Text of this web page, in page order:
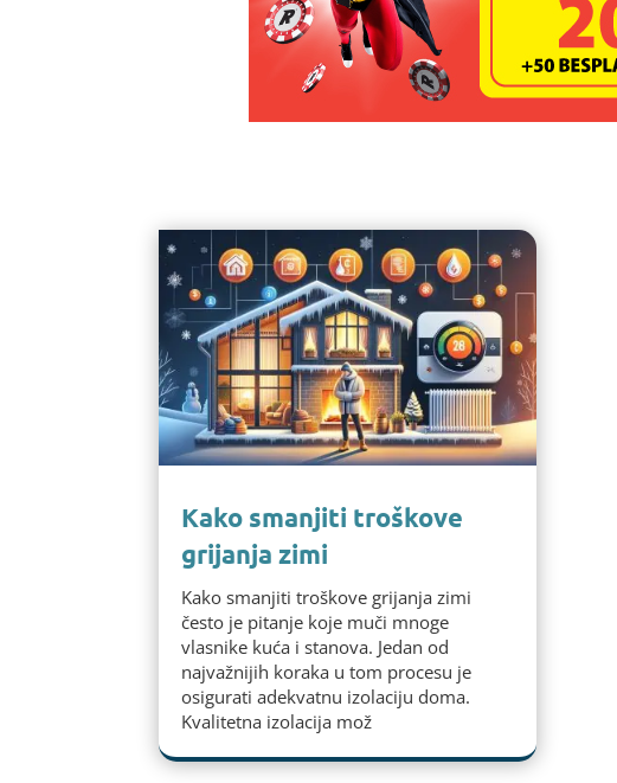
Kako smanjiti troškove
grijanja zimi
Kako smanjiti troškove grijanja zimi
često je pitanje koje muči mnoge
vlasnike kuća i stanova. Jedan od
najvažnijih koraka u tom procesu je
osigurati adekvatnu izolaciju doma.
Kvalitetna izolacija mož